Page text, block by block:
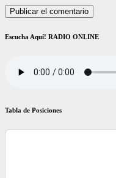
Escucha Aquí! RADIO ONLINE
Tabla de Posiciones